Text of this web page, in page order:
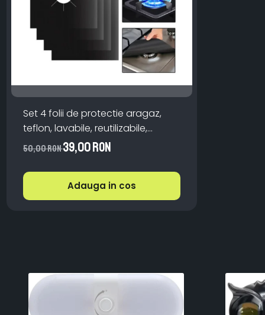
Set 4 folii de protectie aragaz,
teflon, lavabile, reutilizabile,
Negru/Gri
50,00 RON39,00 RON
Adauga in cos